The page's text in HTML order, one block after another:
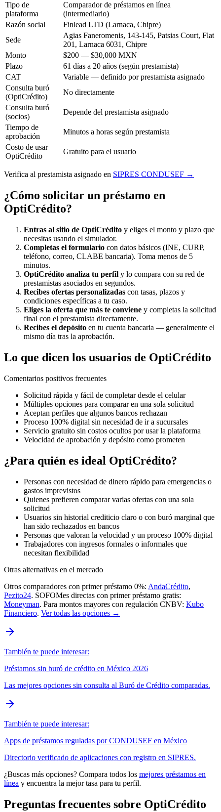
Tipo de
plataforma
Comparador de préstamos en línea
(intermediario)
Razón social
Finlead LTD (Larnaca, Chipre)
Sede
Agias Faneromenis, 143-145, Patsias Court, Flat
201, Larnaca 6031, Chipre
Monto
$200 — $30,000 MXN
Plazo
61 días a 20 años (según prestamista)
CAT
Variable — definido por prestamista asignado
Consulta buró
(OptiCrédito)
No directamente
Consulta buró
(socios)
Depende del prestamista asignado
Tiempo de
aprobación
Minutos a horas según prestamista
Costo de usar
OptiCrédito
Gratuito para el usuario
Verifica al prestamista asignado en SIPRES CONDUSEF →
¿Cómo solicitar un préstamo en
OptiCrédito?
Entras al sitio de OptiCrédito y eliges el monto y plazo que
necesitas usando el simulador.
Completas el formulario con datos básicos (INE, CURP,
teléfono, correo, CLABE bancaria). Toma menos de 5
minutos.
OptiCrédito analiza tu perfil y lo compara con su red de
prestamistas asociados en segundos.
Recibes ofertas personalizadas con tasas, plazos y
condiciones específicas a tu caso.
Eliges la oferta que más te conviene y completas la solicitud
final con el prestamista directamente.
Recibes el depósito en tu cuenta bancaria — generalmente el
mismo día tras la aprobación.
Lo que dicen los usuarios de OptiCrédito
Comentarios positivos frecuentes
Solicitud rápida y fácil de completar desde el celular
Múltiples opciones para comparar en una sola solicitud
Aceptan perfiles que algunos bancos rechazan
Proceso 100% digital sin necesidad de ir a sucursales
Servicio gratuito sin costos ocultos por usar la plataforma
Velocidad de aprobación y depósito como prometen
¿Para quién es ideal OptiCrédito?
Personas con necesidad de dinero rápido para emergencias o
gastos imprevistos
Quienes prefieren comparar varias ofertas con una sola
solicitud
Usuarios sin historial crediticio claro o con buró marginal que
han sido rechazados en bancos
Personas que valoran la velocidad y un proceso 100% digital
Trabajadores con ingresos formales o informales que
necesitan flexibilidad
Otras alternativas en el mercado
Otros comparadores con primer préstamo 0%: AndaCrédito,
Pezito24. SOFOMes directas con primer préstamo gratis:
Moneyman. Para montos mayores con regulación CNBV: Kubo
Financiero. Ver todas las opciones →
También te puede interesar:
Préstamos sin buró de crédito en México 2026
Las mejores opciones sin consulta al Buró de Crédito comparadas.
También te puede interesar:
Apps de préstamos reguladas por CONDUSEF en México
Directorio verificado de aplicaciones con registro en SIPRES.
¿Buscas más opciones? Compara todos los mejores préstamos en
línea y encuentra la mejor tasa para tu perfil.
Preguntas frecuentes sobre OptiCrédito